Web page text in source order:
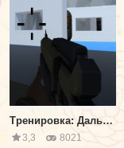
Тренировка: Дальность Стрельбы
3,3 8021